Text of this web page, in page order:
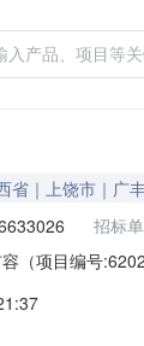
省｜上饶市｜广
招标
（项目编号
丰区人民医院